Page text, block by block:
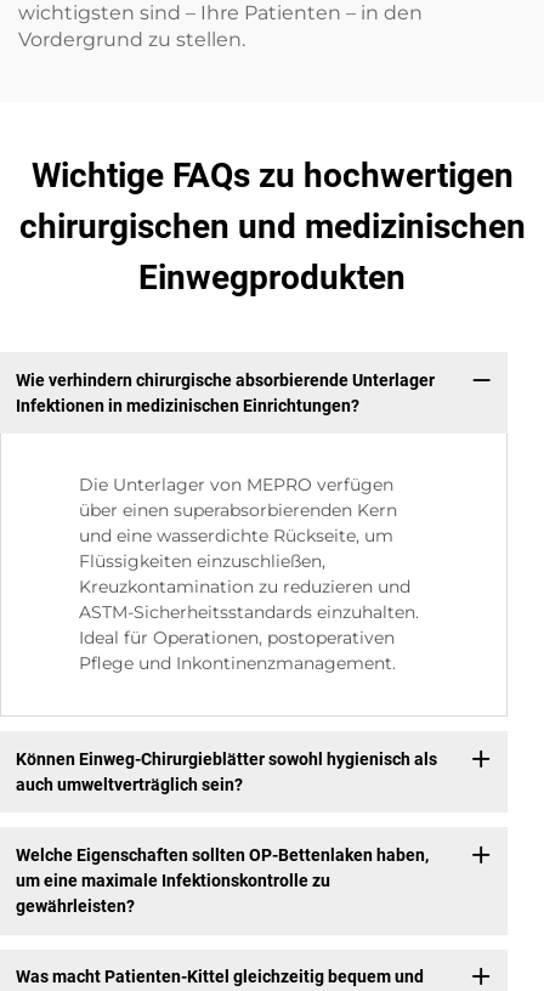
wichtigsten sind – Ihre Patienten – in den
Vordergrund zu stellen.
Wichtige FAQs zu hochwertigen
chirurgischen und medizinischen
Einwegprodukten
Wie verhindern chirurgische absorbierende Unterlager
Infektionen in medizinischen Einrichtungen?
Die Unterlager von MEPRO verfügen
über einen superabsorbierenden Kern
und eine wasserdichte Rückseite, um
Flüssigkeiten einzuschließen,
Kreuzkontamination zu reduzieren und
ASTM-Sicherheitsstandards einzuhalten.
Ideal für Operationen, postoperativen
Pflege und Inkontinenzmanagement.
Können Einweg-Chirurgieblätter sowohl hygienisch als
auch umweltverträglich sein?
Welche Eigenschaften sollten OP-Bettenlaken haben,
um eine maximale Infektionskontrolle zu
gewährleisten?
Was macht Patienten-Kittel gleichzeitig bequem und